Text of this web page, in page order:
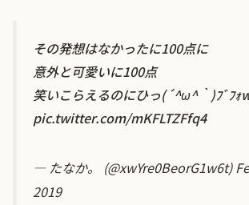
その発想はなかったに100点に
意外と可愛いに100点
笑いこらえるのにひっ(´^ω^｀)ﾌﾞﾌｫ
pic.twitter.com/mKFLTZFfq4
— たなか。 (@xwYre0BeorG1w6t)
2019